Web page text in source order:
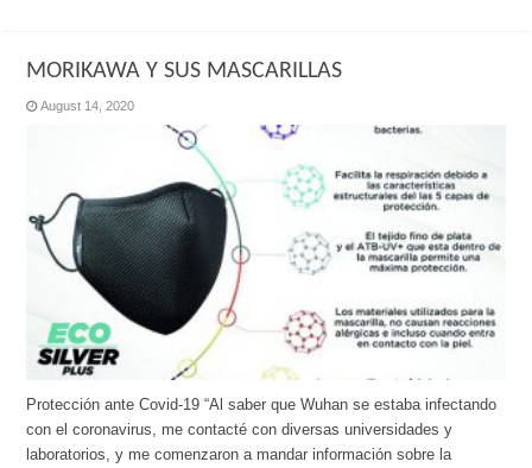
MORIKAWA Y SUS MASCARILLAS
August 14, 2020
Protección ante Covid-19 “Al saber que Wuhan se estaba infectando
con el coronavirus, me contacté con diversas universidades y
laboratorios, y me comenzaron a mandar información sobre la